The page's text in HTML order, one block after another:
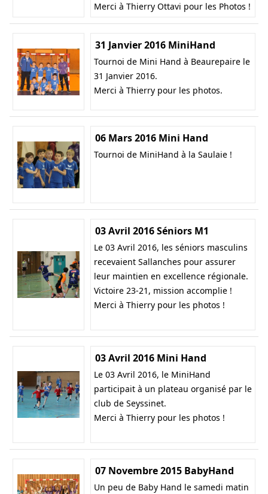
Merci à Thierry Ottavi pour les Photos !
31 Janvier 2016 MiniHand
Tournoi de Mini Hand à Beaurepaire le
31 Janvier 2016.
Merci à Thierry pour les photos.
06 Mars 2016 Mini Hand
Tournoi de MiniHand à la Saulaie !
03 Avril 2016 Séniors M1
Le 03 Avril 2016, les séniors masculins
recevaient Sallanches pour assurer
leur maintien en excellence régionale.
Victoire 23-21, mission accomplie !
Merci à Thierry pour les photos !
03 Avril 2016 Mini Hand
Le 03 Avril 2016, le MiniHand
participait à un plateau organisé par le
club de Seyssinet.
Merci à Thierry pour les photos !
07 Novembre 2015 BabyHand
Un peu de Baby Hand le samedi matin